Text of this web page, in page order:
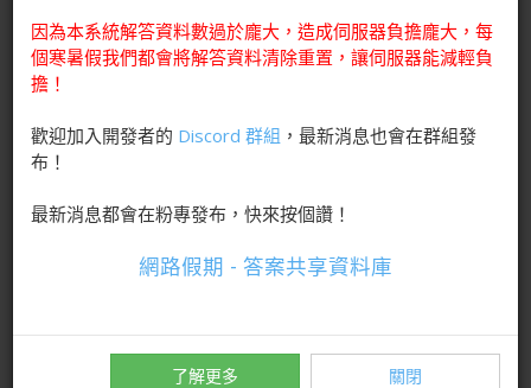
因為本系統解答資料數過於龐大，造成伺服器負擔龐大，每
個寒暑假我們都會將解答資料清除重置，讓伺服器能減輕負
擔！
歡迎加入開發者的 Discord 群組 ，最新消息也會在群組發
布！
最新消息都會在粉專發布，快來按個讚！
網路假期 - 答案共享資料庫
了解更多 關閉
a
v
a